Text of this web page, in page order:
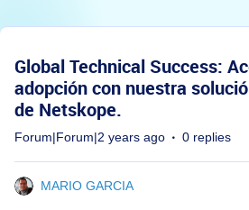
Global Technical Success:
adopción con nuestra
de Netskope.
Forum|Forum|2 years ago 0 replies
MARIO GARCIA